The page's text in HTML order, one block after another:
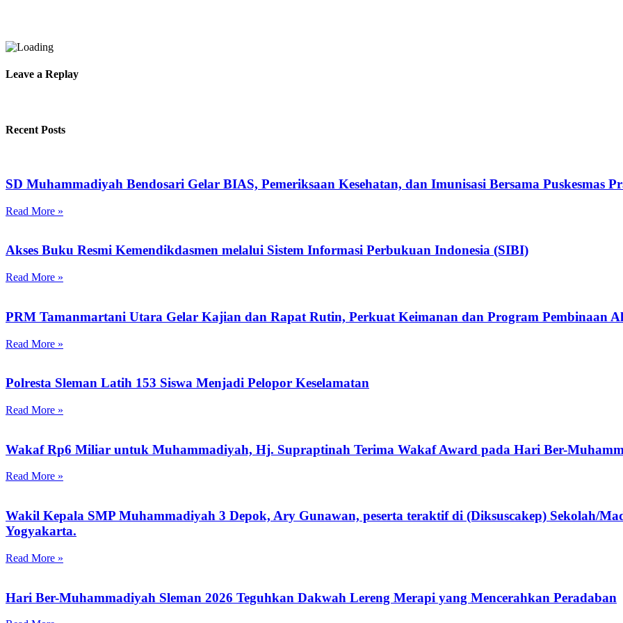
Leave a Replay
Recent Posts
SD Muhammadiyah Bendosari Gelar BIAS, Pemeriksaan Kesehatan, dan Imunisasi Bersama Puskesmas
Read More »
Akses Buku Resmi Kemendikdasmen melalui Sistem Informasi Perbukuan Indonesia (SIBI)
Read More »
PRM Tamanmartani Utara Gelar Kajian dan Rapat Rutin, Perkuat Keimanan dan Program Pembinaan
Read More »
Polresta Sleman Latih 153 Siswa Menjadi Pelopor Keselamatan
Read More »
Wakaf Rp6 Miliar untuk Muhammadiyah, Hj. Supraptinah Terima Wakaf Award pada Hari Ber-
Read More »
Wakil Kepala SMP Muhammadiyah 3 Depok, Ary Gunawan, peserta teraktif di (Diksuscakep) Sekolah/
Yogyakarta.
Read More »
Hari Ber-Muhammadiyah Sleman 2026 Teguhkan Dakwah Lereng Merapi yang Mencerahkan Peradaban